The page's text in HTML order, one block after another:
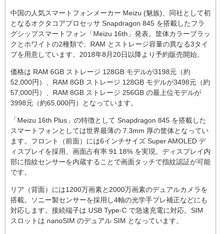
中国の人気スマートフォンメーカー Meizu (魅族)、同社として初
となるオクタコアプロセッサ Snapdragon 845 を搭載したフラ
グシップスマートフォン「Meizu 16th」発表。筐体カラーブラッ
クとホワイトの2種類で、RAM とストレージ容量の異なる3タイ
プを用意しています。2018年8月20日以降より予約販売開始。
価格は RAM 6GB ストレージ 128GB モデルが3198元（約
52,000円）、RAM 8GB ストレージ 128GB モデルが3498元（約
57,000円）、RAM 8GB ストレージ 256GB の最上位モデルが
3998元（約65,000円）となっています。
「Meizu 16th Plus」の特徴として Snapdragon 845 を搭載した
スマートフォンとしては世界最薄の 7.3mm 厚の筐体となってい
ます。フロント（前面）には6インチサイズ Super AMOLED デ
ィスプレイを採用、画面占有率 91.18% を実現。ディスプレイ内
部に指紋センサーを内蔵することで画面タッチで指紋認証が可能
です。
リア（背面）には1200万画素と2000万画素のデュアルカメラを
搭載。ソニー製センサーを採用し4軸の光学手ブレ補正などにも
対応します。接続端子は USB Type-C で急速充電に対応。SIM
スロットは nanoSIM のデュアル SIM となっています。